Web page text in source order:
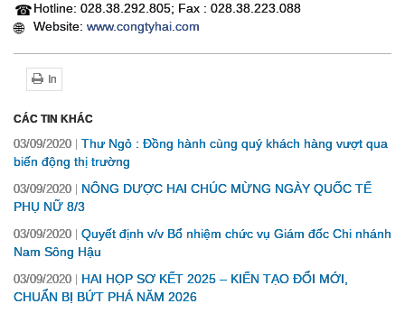
☎Hotline: 028.38.292.805; Fax : 028.38.223.088
🌐 Website: www.congtyhai.com
In
CÁC TIN KHÁC
03/09/2020
Thư Ngỏ : Đồng hành cùng quý khách hàng vượt qua
biến động thị trường
03/09/2020
NÔNG DƯỢC HAI CHÚC MỪNG NGÀY QUỐC TẾ
PHỤ NỮ 8/3
03/09/2020
Quyết định v/v Bổ nhiệm chức vụ Giám đốc Chi nhánh
Nam Sông Hậu
03/09/2020
HAI HỌP SƠ KẾT 2025 – KIẾN TẠO ĐỔI MỚI,
CHUẨN BỊ BỨT PHÁ NĂM 2026